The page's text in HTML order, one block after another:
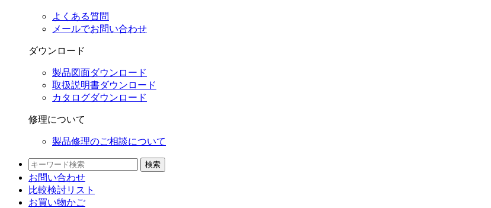
よくある質問
メールでお問い合わせ
ダウンロード
製品図面ダウンロード
取扱説明書ダウンロード
カタログダウンロード
修理について
製品修理のご相談について
検索
お問い合わせ
比較検討リスト
お買い物かご